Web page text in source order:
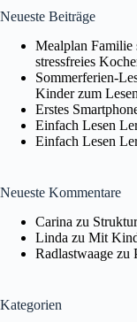
Neueste Beiträge
Mealplan Familie
stressfreies
Sommerferien-
Kinder zum
Erstes
Einfach Lesen
Einfach Lesen
Neueste Kommentare
Carina zu
Linda zu Mit
Radlastwaage zu
Kategorien